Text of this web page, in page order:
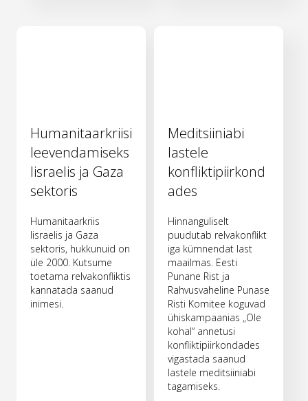
Humanitaarkriisi
leevendamiseks
Iisraelis ja Gaza
sektoris
Humanitaarkriis
Iisraelis ja Gaza
sektoris, hukkunuid on
üle 2000. Kutsume
toetama relvakonfliktis
kannatada saanud
inimesi.
Meditsiiniabi
lastele
konfliktipiirkond
ades
Hinnanguliselt
puudutab relvakonflikt
iga kümnendat last
maailmas. Eesti
Punane Rist ja
Rahvusvaheline Punase
Risti Komitee koguvad
ühiskampaanias „Ole
kohal“ annetusi
konfliktipiirkondades
vigastada saanud
lastele meditsiiniabi
tagamiseks.